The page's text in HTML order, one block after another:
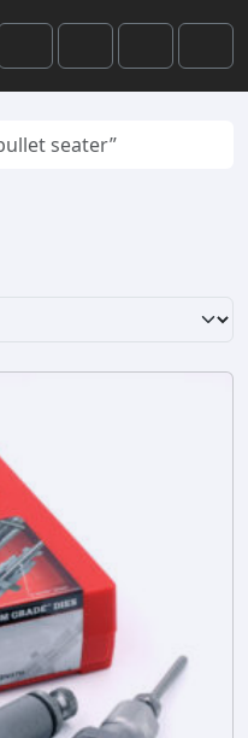
SearchAccount
Cart
seater”